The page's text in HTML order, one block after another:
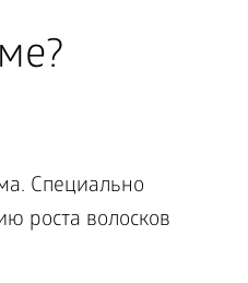
Специально
роста волосков